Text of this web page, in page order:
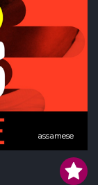
assamese
assamese